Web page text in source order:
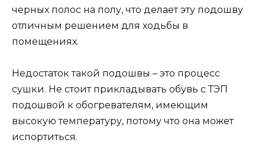
черных полос на полу, что делает эту подошву
отличным решением для ходьбы в
помещениях.
Недостаток такой подошвы – это процесс
сушки. Не стоит прикладывать обувь с ТЭП
подошвой к обогревателям, имеющим
высокую температуру, потому что она может
испортиться.